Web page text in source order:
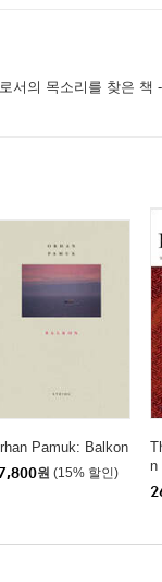
를 찾은 책 - 2006 노벨문학상 수상 작
Pamuk: Balkon
원 (15% 할인)
n